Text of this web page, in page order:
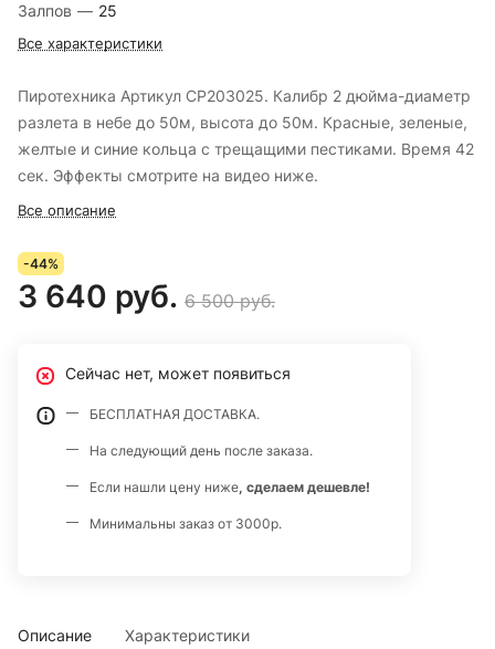
Залпов — 25
Все характеристики
Пиротехника Артикул СР203025. Калибр 2 дюйма-диаметр
разлета в небе до 50м, высота до 50м. Красные, зеленые,
желтые и синие кольца с трещащими пестиками. Время 42
сек. Эффекты смотрите на видео ниже.
Все описание
-44%
3 640 руб. 6 500 руб.
Сейчас нет, может появиться
БЕСПЛАТНАЯ ДОСТАВКА.
На следующий день после заказа.
Если нашли цену ниже, сделаем дешевле!
Минимальны заказ от 3000р.
Описание Характеристики